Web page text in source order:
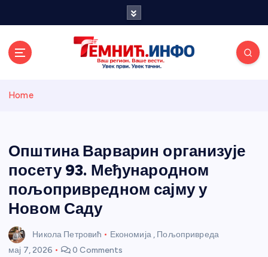
и портал
Home
Општина Варварин организује
посету 93. Међународном
пољопривредном сајму у
Новом Саду
Никола Петровић Економија, Пољопривреда
мај 7, 2026
0 Comments